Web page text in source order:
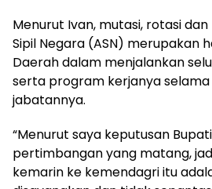
Menurut Ivan, mutasi, rotasi
Sipil Negara (ASN) merupakan
Daerah dalam menjalankan
serta program kerjanya
jabatannya.
“Menurut saya keputusan
pertimbangan yang matang,
kemarin ke kemendagri itu